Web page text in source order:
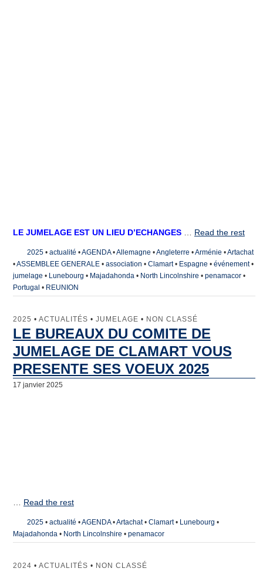
LE JUMELAGE EST UN LIEU D’ECHANGES … Read the rest
2025• actualité •AGENDA•Allemagne •Angleterre •Arménie •Artachat
•ASSEMBLEE GENERALE• association • Clamart• Espagne • événement•
jumelage • Lunebourg • Majadahonda• North Lincolnshire • penamacor•
Portugal • REUNION
2025 • ACTUALITÉS • JUMELAGE • NON CLASSÉ
LE BUREAUX DU COMITE DE
JUMELAGE DE CLAMART VOUS
PRESENTE SES VOEUX 2025
17 janvier 2025
… Read the rest
2025• actualité •AGENDA•Artachat• Clamart• Lunebourg •
Majadahonda• North Lincolnshire • penamacor
2024 • ACTUALITÉS • NON CLASSÉ